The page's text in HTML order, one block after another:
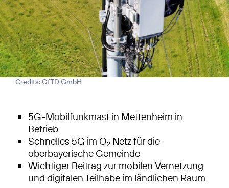
Credits: GfTD GmbH
5G-Mobilfunkmast in Mettenheim in
Betrieb
Schnelles 5G im O2 Netz für die
oberbayerische Gemeinde
Wichtiger Beitrag zur mobilen Vernetzung
und digitalen Teilhabe im ländlichen Raum